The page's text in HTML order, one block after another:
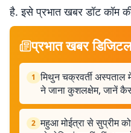
है. इसे प्रभात खबर डॉट कॉम
प्रभात खबर डिजिटल
1 मिथुन चक्रवर्ती अस्पताल
ने जाना कुशलक्षेम, जानें
2 महुआ मोईत्रा से सुप्रीम